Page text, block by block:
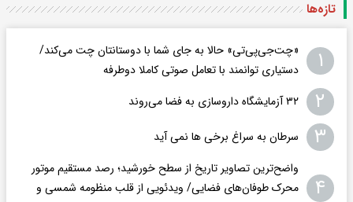
تازه‌ها
۱
«چت‌جی‌پی‌تی» حالا به جای شما با دوستانتان چت می‌کند/
دستیاری توانمند با تعامل صوتی کاملا دوطرفه
۲ ۳۲ آزمایشگاه داروسازی به فضا می‌روند
۳ سرطان به سراغ برخی ها نمی آید
۴
واضح‌ترین تصاویر تاریخ از سطح خورشید؛ رصد مستقیم موتور
محرک طوفان‌های فضایی/ ویدئویی از قلب منظومه شمسی و